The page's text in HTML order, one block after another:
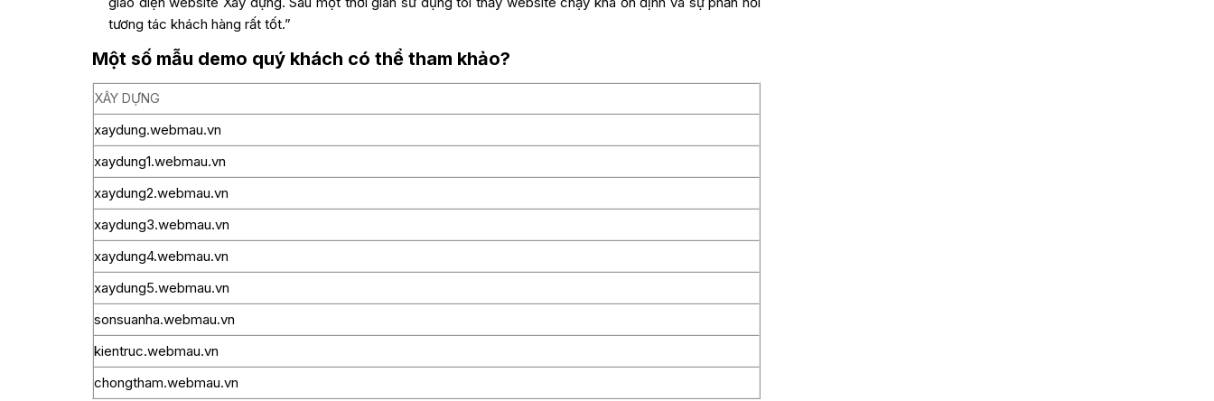
tương tác khách hàng rất tốt.”
Một số mẫu demo quý khách có thể tham khảo?
XÂY DỰNG
xaydung.webmau.vn
xaydung1.webmau.vn
xaydung2.webmau.vn
xaydung3.webmau.vn
xaydung4.webmau.vn
xaydung5.webmau.vn
sonsuanha.webmau.vn
kientruc.webmau.vn
chongtham.webmau.vn